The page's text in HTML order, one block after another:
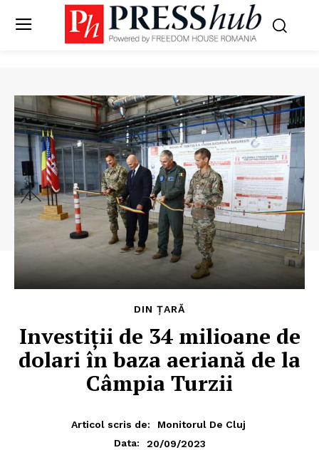
DIN ȚARĂ
Investiții de 34 milioane de
dolari în baza aeriană de la
Câmpia Turzii
Articol scris de:
Monitorul De Cluj
Data:
20/09/2023